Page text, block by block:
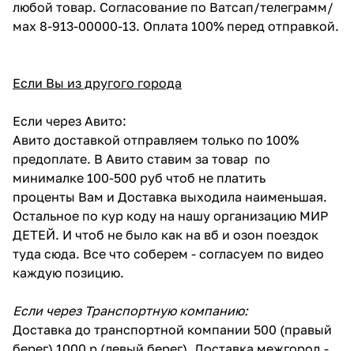
любой товар. Согласование по Ватсап/телеграмм/
мах 8-913-00000-13. Оплата 100% перед отправкой.
Если Вы из другого города
Если через Авито:
Авито доставкой отправляем только по 100%
предоплате. В Авито ставим за товар по
минималке 100-500 руб чтоб не платить
проценты Вам и Доставка выходила наименьшая.
Остальное по кур коду на нашу организацию МИР
ДЕТЕЙ. И чтоб не было как на вб и озон поездок
туда сюда. Все что соберем - согласуем по видео
каждую позицию.
Если через Транспортную компанию:
Доставка до транспортной компании 500 (правый